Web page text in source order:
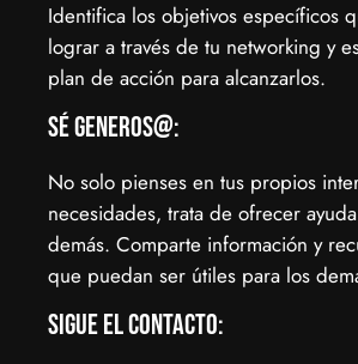
Identifica los objetivos específicos
lograr a través de tu networking y
plan de acción para alcanzarlos.
Sé generos@:
No solo pienses en tus propios
necesidades, trata de ofrecer
demás. Comparte información y
que puedan ser útiles para los
Sigue el contacto: